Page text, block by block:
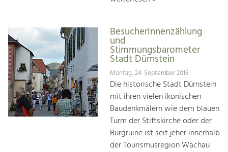
BesucherInnenzählung
und
Stimmungsbarometer
Stadt Dürnstein
Montag, 24. September 2018
Die historische Stadt Dürnstein
mit ihren vielen ikonischen
Baudenkmälern wie dem blauen
Turm der Stiftskirche oder der
Burgruine ist seit jeher innerhalb
der Tourismusregion Wachau